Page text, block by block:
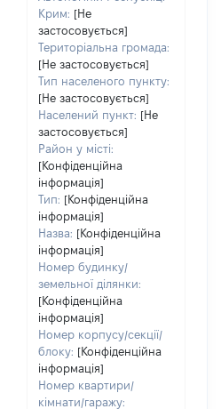
Крим: [Не
застосовується]
Територіальна громада:
[Не застосовується]
Тип населеного пункту:
[Не застосовується]
Населений пункт: [Не
застосовується]
Район у місті:
[Конфіденційна
інформація]
Тип: [Конфіденційна
інформація]
Назва: [Конфіденційна
інформація]
Номер будинку/
земельної ділянки:
[Конфіденційна
інформація]
Номер корпусу/секції/
блоку: [Конфіденційна
інформація]
Номер квартири/
кімнати/гаражу: